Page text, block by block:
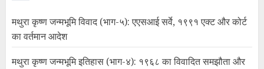
मथुरा कृष्ण जन्मभूमि विवाद (भाग-५): एएसआई सर्वे, १९९१ एक्ट और कोर्ट
का वर्तमान आदेश
मथुरा कृष्ण जन्मभूमि इतिहास (भाग-४): १९६८ का विवादित समझौता और